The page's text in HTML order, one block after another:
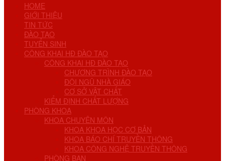
HOME
GIỚI THIỆU
TIN TỨC
ĐÀO TẠO
TUYỂN SINH
CÔNG KHAI HĐ ĐÀO TẠO
CÔNG KHAI HĐ ĐÀO TẠO
CHƯƠNG TRÌNH ĐÀO TẠO
ĐỘI NGŨ NHÀ GIÁO
CƠ SỞ VẬT CHẤT
KIỂM ĐỊNH CHẤT LƯỢNG
PHÒNG KHOA
KHOA CHUYÊN MÔN
KHOA KHOA HỌC CƠ BẢN
KHOA BÁO CHÍ TRUYỀN THÔNG
KHOA CÔNG NGHỆ TRUYỀN THÔNG
PHÒNG BAN